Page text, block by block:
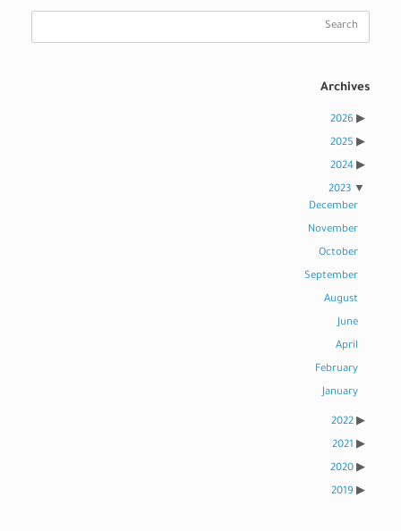
Archives
2026
2025
2024
2023
December
November
October
September
August
June
April
February
January
2022
2021
2020
2019